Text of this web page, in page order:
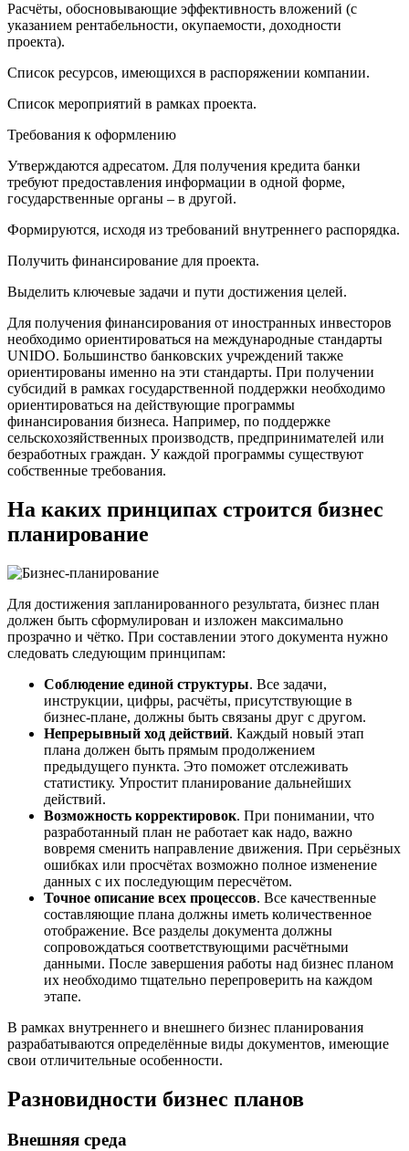
Расчёты, обосновывающие эффективность вложений (с
указанием рентабельности, окупаемости, доходности
проекта).
Список ресурсов, имеющихся в распоряжении компании.
Список мероприятий в рамках проекта.
Требования к оформлению
Утверждаются адресатом. Для получения кредита банки
требуют предоставления информации в одной форме,
государственные органы – в другой.
Формируются, исходя из требований внутреннего распорядка.
Получить финансирование для проекта.
Выделить ключевые задачи и пути достижения целей.
Для получения финансирования от иностранных инвесторов
необходимо ориентироваться на международные стандарты
UNIDO. Большинство банковских учреждений также
ориентированы именно на эти стандарты. При получении
субсидий в рамках государственной поддержки необходимо
ориентироваться на действующие программы
финансирования бизнеса. Например, по поддержке
сельскохозяйственных производств, предпринимателей или
безработных граждан. У каждой программы существуют
собственные требования.
На каких принципах строится бизнес
планирование
Для достижения запланированного результата, бизнес план
должен быть сформулирован и изложен максимально
прозрачно и чётко. При составлении этого документа нужно
следовать следующим принципам:
Соблюдение единой структуры. Все задачи,
инструкции, цифры, расчёты, присутствующие в
бизнес-плане, должны быть связаны друг с другом.
Непрерывный ход действий. Каждый новый этап
плана должен быть прямым продолжением
предыдущего пункта. Это поможет отслеживать
статистику. Упростит планирование дальнейших
действий.
Возможность корректировок. При понимании, что
разработанный план не работает как надо, важно
вовремя сменить направление движения. При серьёзных
ошибках или просчётах возможно полное изменение
данных с их последующим пересчётом.
Точное описание всех процессов. Все качественные
составляющие плана должны иметь количественное
отображение. Все разделы документа должны
сопровождаться соответствующими расчётными
данными. После завершения работы над бизнес планом
их необходимо тщательно перепроверить на каждом
этапе.
В рамках внутреннего и внешнего бизнес планирования
разрабатываются определённые виды документов, имеющие
свои отличительные особенности.
Разновидности бизнес планов
Внешняя среда